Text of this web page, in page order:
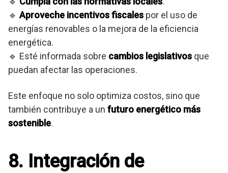
🔹 Aproveche incentivos fiscales por el uso de
energías renovables o la mejora de la eficiencia
energética.
🔹 Esté informada sobre cambios legislativos que
puedan afectar las operaciones.
Este enfoque no solo optimiza costos, sino que
también contribuye a un futuro energético más
sostenible.
8. Integración de